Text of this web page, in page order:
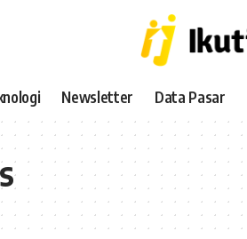
Newsletter Data Pasar